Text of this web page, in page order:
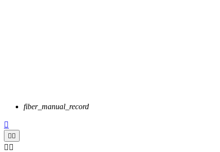
fiber_manual_record

 
 